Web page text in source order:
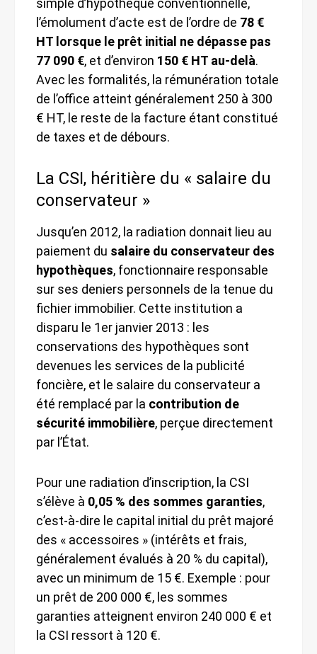
l’émolument d’acte est de l’ordre de 78 €
HT lorsque le prêt initial ne dépasse pas
77 090 €, et d’environ 150 € HT au-delà.
Avec les formalités, la rémunération totale
de l’office atteint généralement 250 à 300
€ HT, le reste de la facture étant constitué
de taxes et de débours.
La CSI, héritière du « salaire du
conservateur »
Jusqu’en 2012, la radiation donnait lieu au
paiement du salaire du conservateur des
hypothèques, fonctionnaire responsable
sur ses deniers personnels de la tenue du
fichier immobilier. Cette institution a
disparu le 1er janvier 2013 : les
conservations des hypothèques sont
devenues les services de la publicité
foncière, et le salaire du conservateur a
été remplacé par la contribution de
sécurité immobilière, perçue directement
par l’État.
Pour une radiation d’inscription, la CSI
s’élève à 0,05 % des sommes garanties,
c’est-à-dire le capital initial du prêt majoré
des « accessoires » (intérêts et frais,
généralement évalués à 20 % du capital),
avec un minimum de 15 €. Exemple : pour
un prêt de 200 000 €, les sommes
garanties atteignent environ 240 000 € et
la CSI ressort à 120 €.